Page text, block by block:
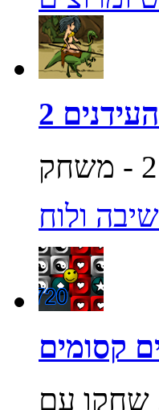
2
ולוח
קסומים